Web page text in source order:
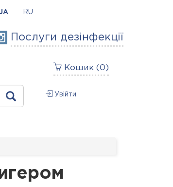
RU
Послуги дезінфекції
Кошик ( 0 )
Увійти